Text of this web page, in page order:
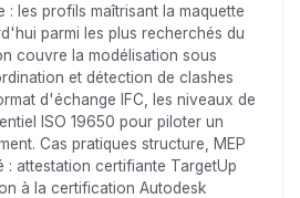
: les profils maîtrisant la maquette
parmi les plus recherchés du
couvre la modélisation sous
et détection de clashes
d'échange IFC, les niveaux de
ISO 19650 pour piloter un
Cas pratiques structure, MEP
: attestation certifiante TargetUp
à la certification Autodesk